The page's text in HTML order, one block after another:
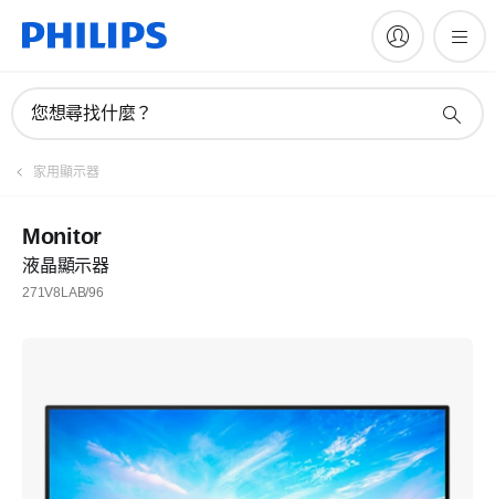
您想尋找什麼？
家用顯示器
Monitor
液晶顯示器
271V8LAB/96